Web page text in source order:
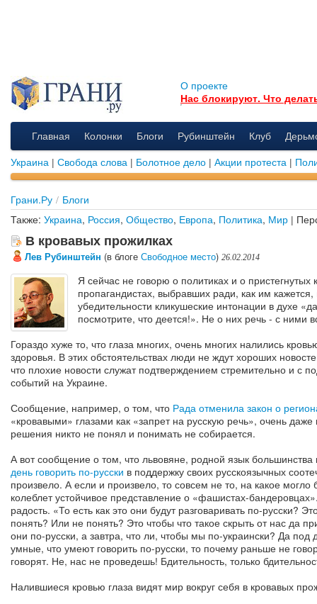
О проекте
Нас блокируют. Что
Главная Колонки Блоги Рубинштейн Клуб
Украина | Свобода слова | Болотное дело | Акции протеста |
Грани.Ру / Блоги
Также: Украина, Россия, Общество, Европа, Политика, Мир |
В кровавых прожилках
Лев Рубинштейн (в блоге Свободное место) 26.02.2014
Я сейчас не говорю о политиках и о пристегнутых
пропагандистах, выбравших ради, как им
убедительности кликушеские интонации в духе
посмотрите, что деется!». Не о них речь - с ними
Гораздо хуже то, что глаза многих, очень многих налились
здоровья. В этих обстоятельствах люди не ждут хороших
что плохие новости служат подтверждением стремительно и с
событий на Украине.
Сообщение, например, о том, что Рада отменила закон о
«кровавыми» глазами как «запрет на русскую речь», очень
решения никто не понял и понимать не собирается.
А вот сообщение о том, что львовяне, родной язык
день говорить по-русски в поддержку своих русскоязычных
произвело. А если и произвело, то совсем не то, на какое
колеблет устойчивое представление о «фашистах-
радость. «То есть как это они будут разговаривать по-русски?
понять? Или не понять? Это чтобы что такое скрыть от нас да
они по-русски, а завтра, что ли, чтобы мы по-украински? Да
умные, что умеют говорить по-русски, то почему раньше не
говорят. Не, нас не проведешь! Бдительность, только
Налившиеся кровью глаза видят мир вокруг себя в кровавых